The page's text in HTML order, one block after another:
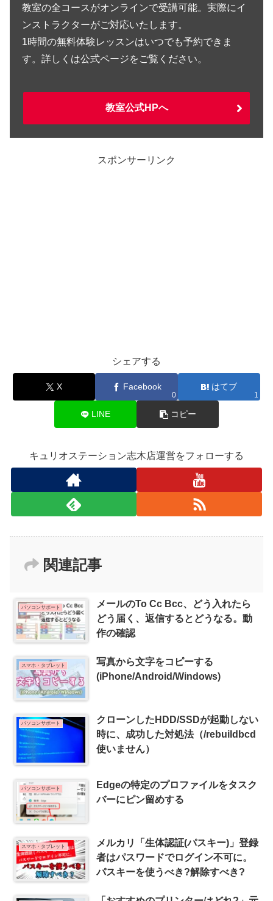
教室の全コースがオンラインで受講可能。実際にイ
ンストラクターがご対応いたします。
1時間の無料体験レッスンはいつでも予約できま
す。詳しくは公式ページをご覧ください。
教室公式HPへ
スポンサーリンク
シェアする
X Facebook
0
はてブ
1
LINE コピー
キュリオステーション志木店運営をフォローする
関連記事
パソコンサポート
メールのTo Cc Bcc、どう入れたら
どう届く、返信するとどうなる。動
作の確認
スマホ・タブレット
写真から文字をコピーする
(iPhone/Android/Windows)
パソコンサポート
クローンしたHDD/SSDが起動しない
時に、成功した対処法（/rebuildbcd
使いません）
パソコンサポート
Edgeの特定のプロファイルをタスク
バーにピン留めする
スマホ・タブレット
メルカリ「生体認証(パスキー)」登録
者はパスワードでログイン不可に。
パスキーを使うべき?解除すべき?